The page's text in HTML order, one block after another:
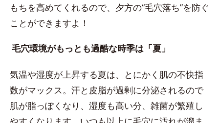
もちを高めてくれるので、夕方の“毛穴落ち”を防ぐ
ことができますよ！
毛穴環境がもっとも過酷な時季は「夏」
気温や湿度が上昇する夏は、とにかく肌の不快指
数がマックス。汗と皮脂が過剰に分泌されるので
肌が脂っぽくなり、湿度も高い分、雑菌が繁殖し